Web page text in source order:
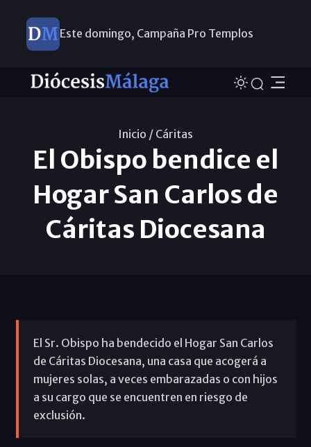
Este domingo, Campaña Pro Templos
Inicio / Cáritas
El Obispo bendice el
Hogar San Carlos de
Cáritas Diocesana
El Sr. Obispo ha bendecido el Hogar San Carlos
de Cáritas Diocesana, una casa que acogerá a
mujeres solas, a veces embarazadas o con hijos
a su cargo que se encuentren en riesgo de
exclusión.